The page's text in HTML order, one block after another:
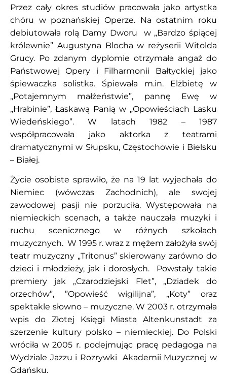
Przez cały okres studiów pracowała jako artystka
chóru w poznańskiej Operze. Na ostatnim roku
debiutowała rolą Damy Dworu w „Bardzo śpiącej
królewnie” Augustyna Blocha w reżyserii Witolda
Grucy. Po zdanym dyplomie otrzymała angaż do
Państwowej Opery i Filharmonii Bałtyckiej jako
śpiewaczka solistka. Śpiewała m.in. Elżbietę w
„Potajemnym małżeństwie”, pannę Ewę w
„Hrabinie”, Łaskawą Panią w „Opowieściach Lasku
Wiedeńskiego”. W latach 1982 – 1987
współpracowała jako aktorka z teatrami
dramatycznymi w Słupsku, Częstochowie i Bielsku
– Białej.
Życie osobiste sprawiło, że na 19 lat wyjechała do
Niemiec (wówczas Zachodnich), ale swojej
zawodowej pasji nie porzuciła. Występowała na
niemieckich scenach, a także nauczała muzyki i
ruchu scenicznego w różnych szkołach
muzycznych. W 1995 r. wraz z mężem założyła swój
teatr muzyczny „Tritonus” skierowany zarówno do
dzieci i młodzieży, jak i dorosłych. Powstały takie
premiery jak „Czarodziejski Flet”, „Dziadek do
orzechów”, ”Opowieść wigilijna”, „Koty” oraz
spektakle słowno – muzyczne. W 2003 r. otrzymała
wpis do Złotej Księgi Miasta Altenkunstadt za
szerzenie kultury polsko – niemieckiej. Do Polski
wróciła w 2005 r. podejmując pracę pedagoga na
Wydziale Jazzu i Rozrywki Akademii Muzycznej w
Gdańsku.